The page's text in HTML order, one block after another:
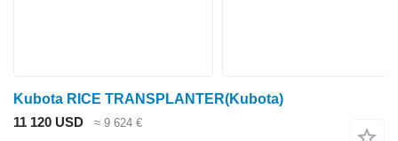
Kubota RICE TRANSPLANTER(Kubota)
11 120 USD
≈ 9 624 €